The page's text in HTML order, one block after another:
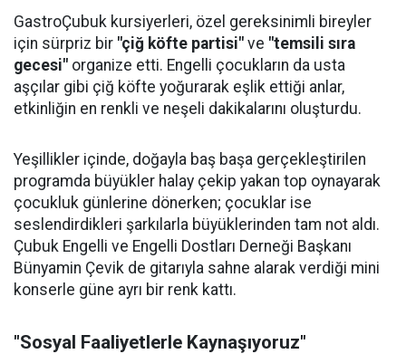
GastroÇubuk kursiyerleri, özel gereksinimli bireyler
için sürpriz bir "çiğ köfte partisi" ve "temsili sıra
gecesi" organize etti. Engelli çocukların da usta
aşçılar gibi çiğ köfte yoğurarak eşlik ettiği anlar,
etkinliğin en renkli ve neşeli dakikalarını oluşturdu.
Yeşillikler içinde, doğayla baş başa gerçekleştirilen
programda büyükler halay çekip yakan top oynayarak
çocukluk günlerine dönerken; çocuklar ise
seslendirdikleri şarkılarla büyüklerinden tam not aldı.
Çubuk Engelli ve Engelli Dostları Derneği Başkanı
Bünyamin Çevik de gitarıyla sahne alarak verdiği mini
konserle güne ayrı bir renk kattı.
"Sosyal Faaliyetlerle Kaynaşıyoruz"